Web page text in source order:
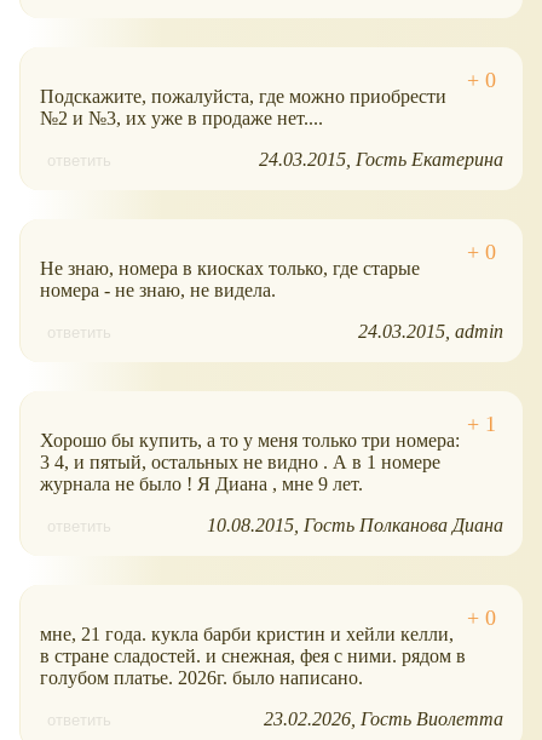
Подскажите, пожалуйста, где можно приобрести
№2 и №3, их уже в продаже нет....
ответить 24.03.2015 Гость Екатерина
Не знаю, номера в киосках только, где старые
номера - не знаю, не видела.
ответить 24.03.2015 admin
Хорошо бы купить, а то у меня только три номера:
3 4, и пятый, остальных не видно . А в 1 номере
журнала не было ! Я Диана , мне 9 лет.
ответить 10.08.2015 Гость Полканова Диана
мне, 21 года. кукла барби кристин и хейли келли,
в стране сладостей. и снежная, фея с ними. рядом в
голубом платье. 2026г. было написано.
ответить 23.02.2026 Гость Виолетта